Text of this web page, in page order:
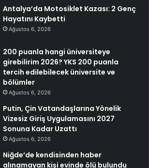
Antalya’da Motosiklet Kazası: 2 Genç
Hayatını Kaybetti
Ağustos 6, 2026
200 puanla hangi üniversiteye
girebilirim 2026? YKS 200 puanla
tercih edilebilecek üniversite ve
bölümler
Ağustos 6, 2026
Putin, Çin Vatandaşlarına Yönelik
Vizesiz Giriş Uygulamasını 2027
Sonuna Kadar Uzattı
Ağustos 6, 2026
Niğde’de kendisinden haber
alınamayan kişi evinde ölü bulundu